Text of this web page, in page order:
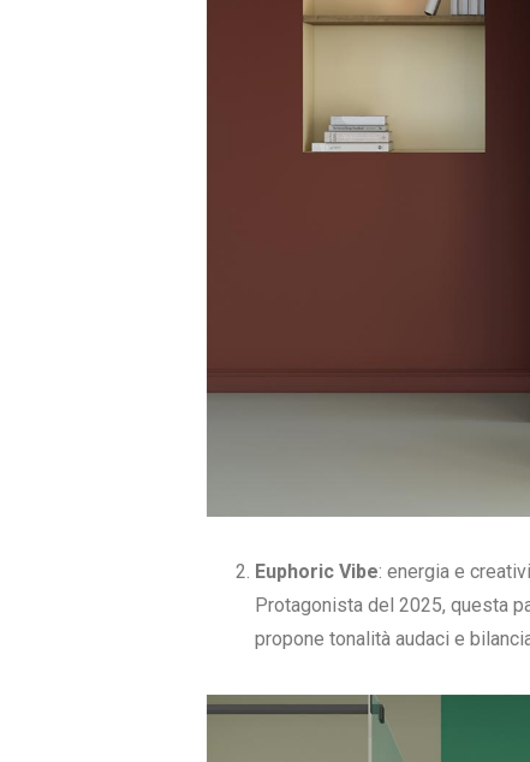
Euphoric Vibe: energia e
Protagonista del 2025, questa
propone tonalità audaci e